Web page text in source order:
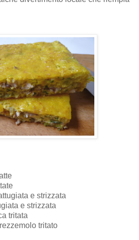
e strizzata
e strizzata
tritata
tritato